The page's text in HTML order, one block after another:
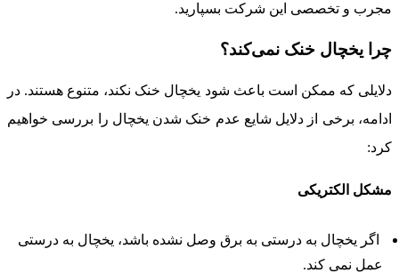
مجرب و تخصصی این شرکت بسپارید.
چرا یخچال خنک نمی‌کند؟
دلایلی که ممکن است باعث شود یخچال خنک نکند، متنوع هستند. در
ادامه، برخی از دلایل شایع عدم خنک شدن یخچال را بررسی خواهیم
کرد:
مشکل الکتریکی
اگر یخچال به درستی به برق وصل نشده باشد، یخچال به درستی
عمل نمی کند.